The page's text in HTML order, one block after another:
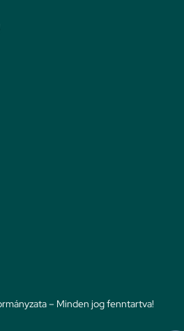
– Minden jog fenntartva!